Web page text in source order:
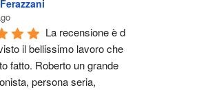
La recensione è d
il bellissimo lavoro che
fatto. Roberto un grande
persona seria,